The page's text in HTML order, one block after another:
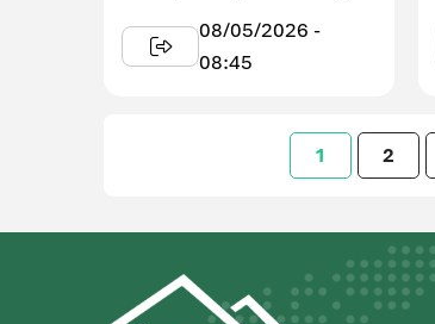
pháp được nhiều doanh
nghiệp xi măng ...
08/05/2026 -
08:45
1 2